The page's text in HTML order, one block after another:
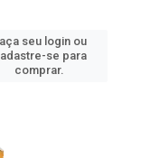
seu login ou
se para
comprar.